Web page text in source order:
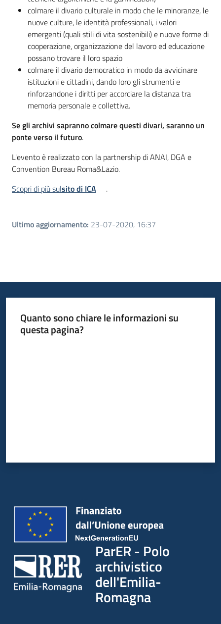
colmare il divario culturale in modo che le minoranze, le
nuove culture, le identità professionali, i valori
emergenti (quali stili di vita sostenibili) e nuove forme di
cooperazione, organizzazione del lavoro ed educazione
possano trovare il loro spazio
colmare il divario democratico in modo da avvicinare
istituzioni e cittadini, dando loro gli strumenti e
rinforzandone i diritti per accorciare la distanza tra
memoria personale e collettiva.
Se gli archivi sapranno colmare questi divari, saranno un
ponte verso il futuro.
L'evento è realizzato con la partnership di ANAI, DGA e
Convention Bureau Roma&Lazio.
Scopri di più sulsito di ICA .
Ultimo aggiornamento: 23-07-2020, 16:37
Quanto sono chiare le informazioni su
questa pagina?
ParER - Polo
archivistico
dell'Emilia-
Romagna